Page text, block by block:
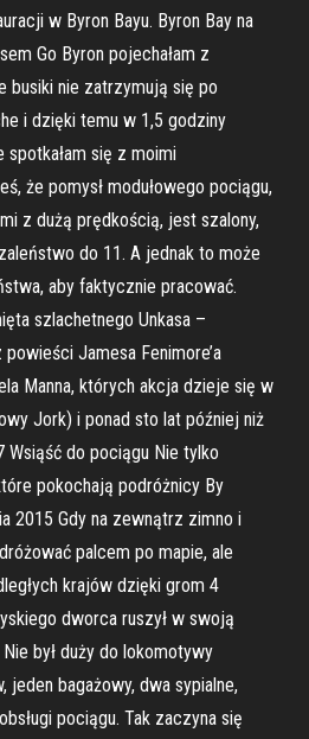
w Byron Bayu. Byron Bay na
Go Byron pojechałam z
busiki nie zatrzymują się po
i dzięki temu w 1,5 godziny
spotkałam się z moimi
że pomysł modułowego pociągu,
z dużą prędkością, jest szalony,
do 11. A jednak to może
aby faktycznie pracować.
szlachetnego Unkasa –
powieści Jamesa Fenimore’a
Manna, których akcja dzieje się w
Jork) i ponad sto lat później niż
do pociągu Nie tylko
pokochają podróżnicy By
2015 Gdy na zewnątrz zimno i
palcem po mapie, ale
krajów dzięki grom 4
dworca ruszył w swoją
był duży do lokomotywy
jeden bagażowy, dwa sypialne,
pociągu. Tak zaczyna się